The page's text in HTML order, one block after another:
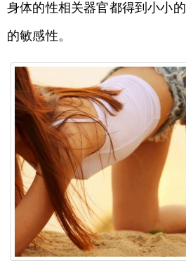
身体的性相关器官都得到小小
的敏感性。